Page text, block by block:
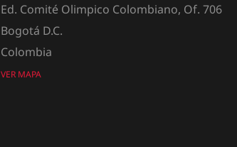
Ed. Comité Olimpico Colombiano, Of. 706
Bogotá D.C.
Colombia
VER MAPA